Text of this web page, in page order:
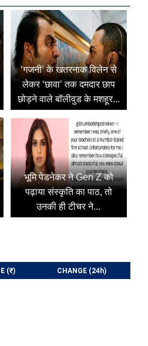
‘गजनी’ के खतरनाक विलेन से
लेकर ‘छावा’ तक दमदार छाप
छोड़ने वाले बॉलीवुड के मशहूर...
भूमि पेडनेकर ने Gen Z को
पढ़ाया संस्कृति का पाठ, तो
उनकी ही टीचर ने...